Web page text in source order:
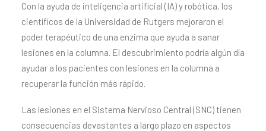
Con la ayuda de inteligencia artificial (IA) y robótica, los
científicos de la Universidad de Rutgers mejoraron el
poder terapéutico de una enzima que ayuda a sanar
lesiones en la columna. El descubrimiento podría algún día
ayudar a los pacientes con lesiones en la columna a
recuperar la función más rápido.
Las lesiones en el Sistema Nervioso Central (SNC) tienen
consecuencias devastantes a largo plazo en aspectos